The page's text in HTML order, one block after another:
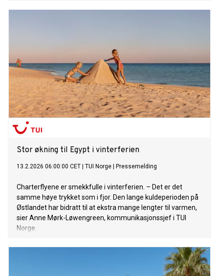
Stor økning til Egypt i vinterferien
13.2.2026 06:00:00 CET TUI Norge Pressemelding
Charterflyene er smekkfulle i vinterferien. – Det er det
samme høye trykket som i fjor. Den lange kuldeperioden på
Østlandet har bidratt til at ekstra mange lengter til varmen,
sier Anne Mørk-Løwengreen, kommunikasjonssjef i TUI
Norge.